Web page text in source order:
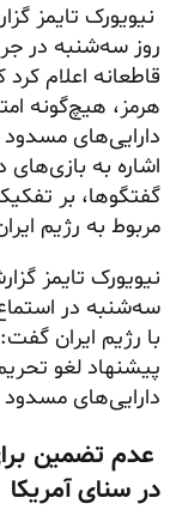
نیویورک تایمز
روز سه‌شنبه در
قاطعانه اعلام
هرمز، هیچ‌گونه
دارایی‌های مسدود
اشاره به بازی‌های
گفتگوها، بر
مربوط به رژیم
نیویورک تایمز
سه‌شنبه در
با رژیم ایران
پیشنهاد لغو
دارایی‌های
عدم تضمین
در سنای آمریکا